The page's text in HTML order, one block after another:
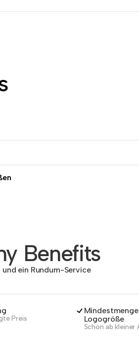
Benefits
ein Rundum-Service
Preis
Logogröße
Schon ab kleiner